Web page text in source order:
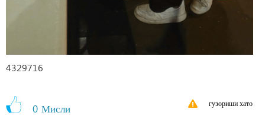
4329716
0 Мисли гузориши хато